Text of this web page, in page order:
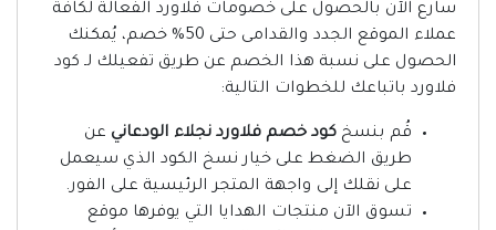
سارع الآن بالحصول على خصومات فلاورد الفعالة لكافة
عملاء الموقع الجدد والقدامى حتى 50% خصم، يُمكنك
الحصول على نسبة هذا الخصم عن طريق تفعيلك لـ كود
فلاورد باتباعك للخطوات التالية:
قُم بنسخ كود خصم فلاورد نجلاء الودعاني عن
طريق الضغط على خيار نسخ الكود الذي سيعمل
على نقلك إلى واجهة المتجر الرئيسية على الفور.
تسوق الآن منتجات الهدايا التي يوفرها موقع